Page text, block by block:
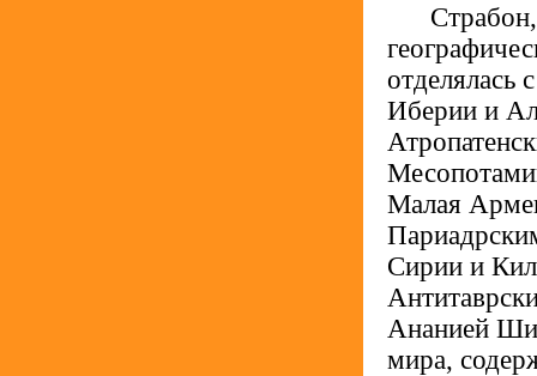
отделялась
Иберии и
Малая
Сирии и
Ананией
мира,